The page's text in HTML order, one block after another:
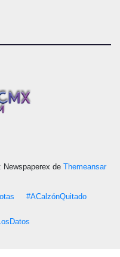
Newspaperex de Themeansar
#ACalzónQuitado